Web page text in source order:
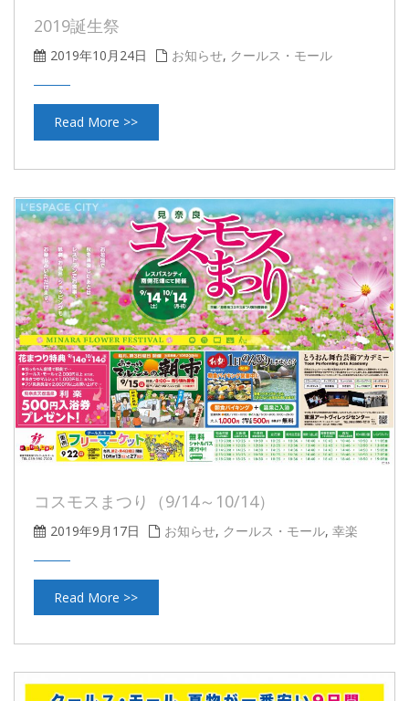
2019誕生祭
2019年10月24日 お知らせ, クールス・モール
Read More >>
コスモスまつり（9/14～10/14）
2019年9月17日 お知らせ, クールス・モール, 幸楽
Read More >>